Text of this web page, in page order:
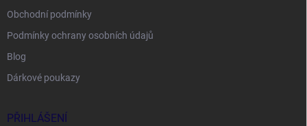
Obchodní podmínky
Podmínky ochrany osobních údajů
Blog
Dárkové poukazy
PŘIHLÁŠENÍ